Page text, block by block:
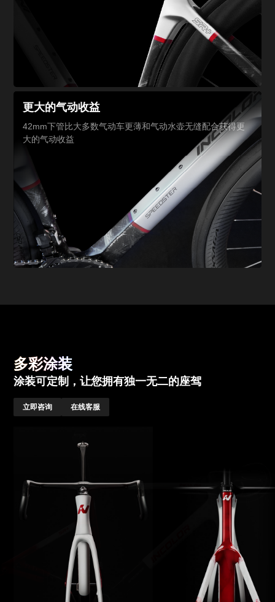
更大的气动收益
42mm下管比大多数气动车更薄和气动水壶无缝配合获得更
大的气动收益
多彩涂装
涂装可定制，让您拥有独一无二的座驾
立即咨询 在线客服